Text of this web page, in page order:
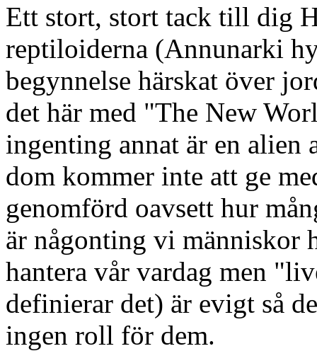
Ett stort, stort tack till dig
reptiloiderna (Annunarki
begynnelse härskat över
det här med "The New
ingenting annat är en
dom kommer inte att ge
genomförd oavsett hur
är någonting vi människor
hantera vår vardag men
definierar det) är evigt så
ingen roll för dem.